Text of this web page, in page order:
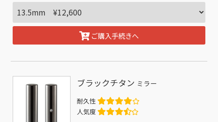
ご購入手続きへ
ブラックチタン ミラー
耐久性
人気度